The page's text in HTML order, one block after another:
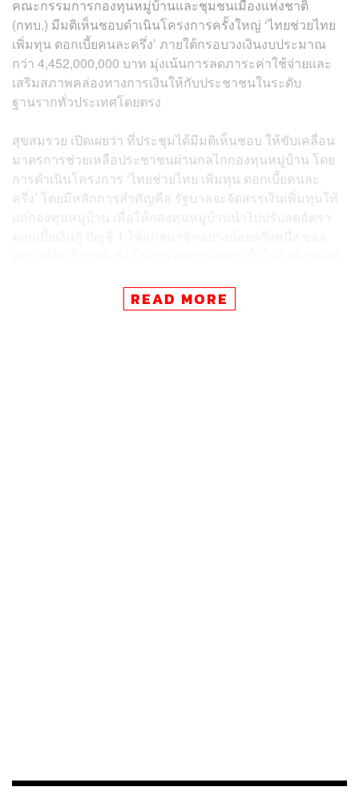
คณะกรรมการกองทุนหมู่บ้านและชุมชนเมืองแห่งชาติ
(กทบ.) มีมติเห็นชอบดำเนินโครงการครั้งใหญ่ ‘ไทยช่วยไทย
เพิ่มทุน ดอกเบี้ยคนละครึ่ง’ ภายใต้กรอบวงเงินงบประมาณ
กว่า 4,452,000,000 บาท มุ่งเน้นการลดภาระค่าใช้จ่ายและ
เสริมสภาพคล่องทางการเงินให้กับประชาชนในระดับ
ฐานรากทั่วประเทศโดยตรง
สุขสมรวย เปิดเผยว่า ที่ประชุมได้มีมติเห็นชอบ ให้ขับเคลื่อน
มาตรการช่วยเหลือประชาชนผ่านกลไกกองทุนหมู่บ้าน โดย
การดำเนินโครงการ ‘ไทยช่วยไทย เพิ่มทุน ดอกเบี้ยคนละ
ครึ่ง’ โดยมีหลักการสำคัญคือ รัฐบาลจะจัดสรรเงินเพิ่มทุนให้
แก่กองทุนหมู่บ้าน เพื่อให้กองทุนหมู่บ้านนำไปปรับลดอัตรา
เข้าร่วมโครงการได้ ภายในเดือนมิถุนายน 2569 นี้
READ MORE